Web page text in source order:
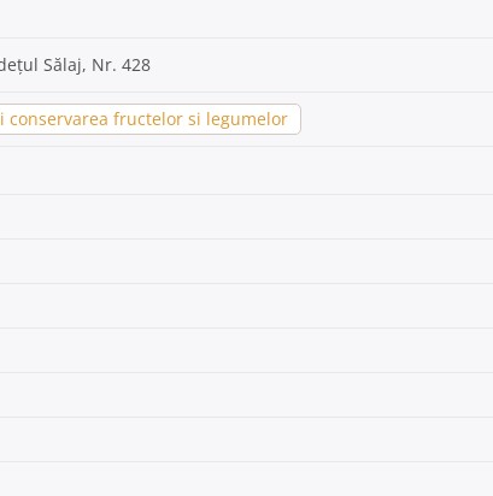
Sălaj, Nr. 428
conservarea fructelor si legumelor